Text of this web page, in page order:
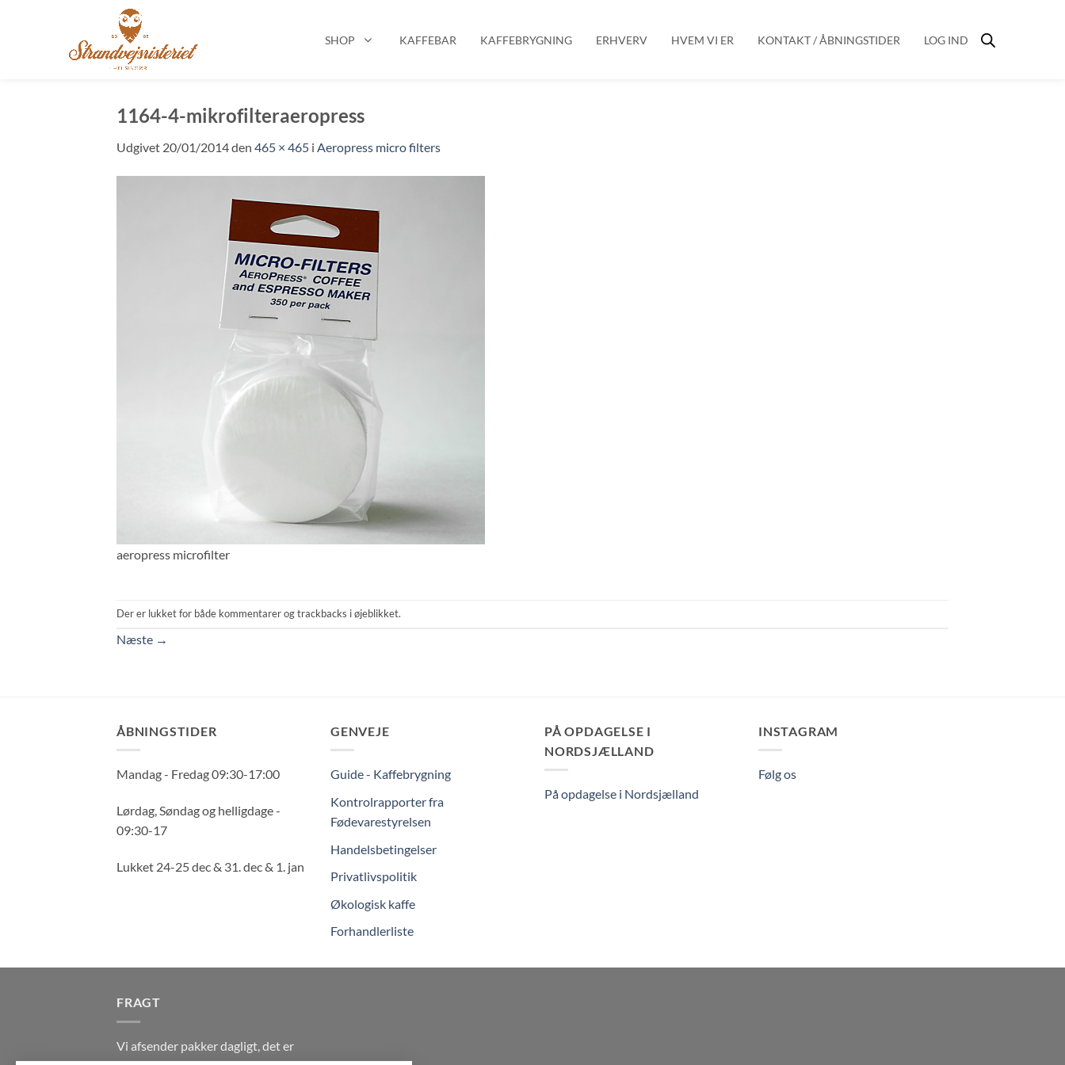
SHOP KAFFEBAR KAFFEBRYGNING ERHVERV HVEM VI ER KONTAKT / ÅBNINGSTIDER LOG IND
1164-4-mikrofilteraeropress
Udgivet 20/01/2014den 465 × 465 i Aeropress micro filters
aeropress microfilter
Der er lukket for både kommentarer og trackbacks i øjeblikket.
Næste →
ÅBNINGSTIDER
Mandag - Fredag 09:30-17:00
Lørdag, Søndag og helligdage -
09:30-17
Lukket 24-25 dec & 31. dec & 1. jan
GENVEJE
Guide - Kaffebrygning
Kontrolrapporter fra
Fødevarestyrelsen
Handelsbetingelser
Privatlivspolitik
Økologisk kaffe
Forhandlerliste
PÅ OPDAGELSE I
NORDSJÆLLAND
På opdagelse i Nordsjælland
INSTAGRAM
Følg os
FRAGT
Vi afsender pakker dagligt, det er